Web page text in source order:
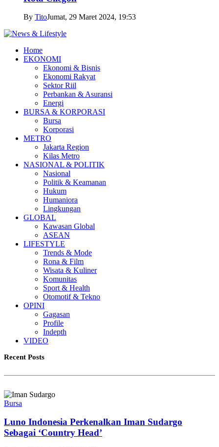
By TitoJumat, 29 Maret 2024, 19:53
Home
EKONOMI
Ekonomi & Bisnis
Ekonomi Rakyat
Sektor Riil
Perbankan & Asuransi
Energi
BURSA & KORPORASI
Bursa
Korporasi
METRO
Jakarta Region
Kilas Metro
NASIONAL & POLITIK
Nasional
Politik & Keamanan
Hukum
Humaniora
Lingkungan
GLOBAL
Kawasan Global
ASEAN
LIFESTYLE
Trends & Mode
Rona & Film
Wisata & Kuliner
Komunitas
Sport & Health
Otomotif & Tekno
OPINI
Gagasan
Profile
Indepth
VIDEO
Recent Posts
Bursa
Luno Indonesia Perkenalkan Iman Sudargo
Sebagai ‘Country Head’